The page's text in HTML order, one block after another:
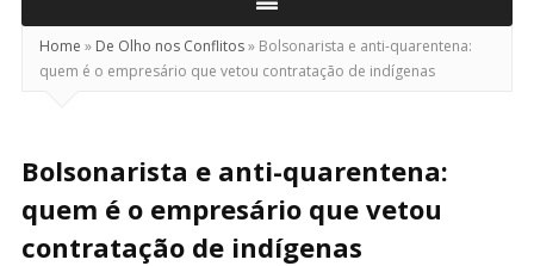
Home » De Olho nos Conflitos» Bolsonarista e anti-quarentena:
quem é o empresário que vetou contratação de indígenas
Bolsonarista e anti-quarentena:
quem é o empresário que vetou
contratação de indígenas